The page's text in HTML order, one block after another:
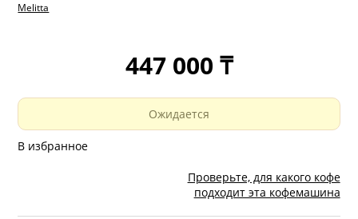
Melitta
447 000 ₸
Ожидается
В избранное
Проверьте, для какого кофе
подходит эта кофемашина